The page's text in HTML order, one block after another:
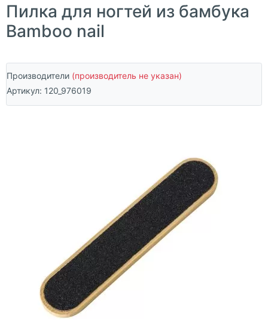
Пилка для ногтей из бамбука
Bamboo nail
Производители (производитель не указан)
Артикул: 120_976019